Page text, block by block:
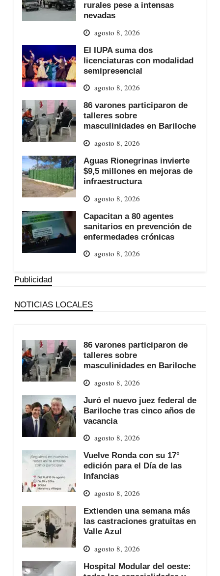
rurales pese a intensas
nevadas
agosto 8, 2026
El IUPA suma dos
licenciaturas con modalidad
semipresencial
agosto 8, 2026
86 varones participaron de
talleres sobre
masculinidades en Bariloche
agosto 8, 2026
Aguas Rionegrinas invierte
$9,5 millones en mejoras de
infraestructura
agosto 8, 2026
Capacitan a 80 agentes
sanitarios en prevención de
enfermedades crónicas
agosto 8, 2026
Publicidad
NOTICIAS LOCALES
86 varones participaron de
talleres sobre
masculinidades en Bariloche
agosto 8, 2026
Juró el nuevo juez federal de
Bariloche tras cinco años de
vacancia
agosto 8, 2026
Vuelve Ronda con su 17°
edición para el Día de las
Infancias
agosto 8, 2026
Extienden una semana más
las castraciones gratuitas en
Valle Azul
agosto 8, 2026
Hospital Modular del oeste: